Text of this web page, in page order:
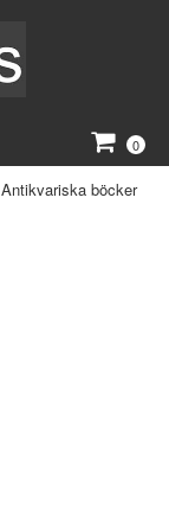
0
Antikvariska böcker